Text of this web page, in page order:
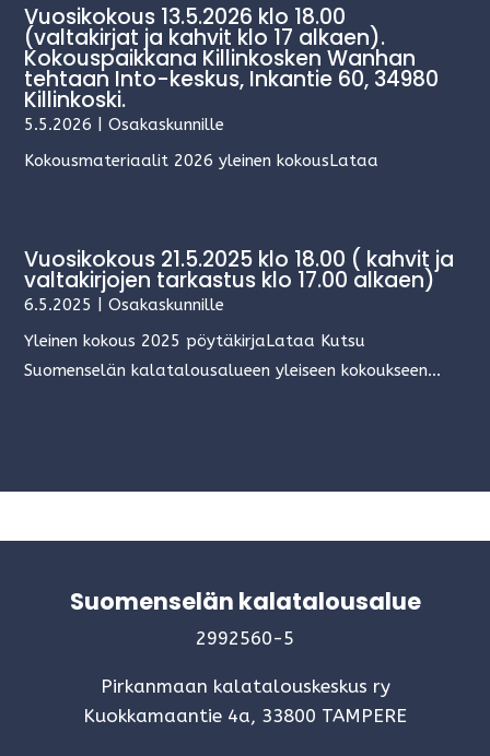
Vuosikokous 13.5.2026 klo 18.00
(valtakirjat ja kahvit klo 17 alkaen).
Kokouspaikkana Killinkosken Wanhan
tehtaan Into-keskus, Inkantie 60, 34980
Killinkoski.
5.5.2026 |Osakaskunnille
Kokousmateriaalit 2026 yleinen kokousLataa
Vuosikokous 21.5.2025 klo 18.00 ( kahvit ja
valtakirjojen tarkastus klo 17.00 alkaen)
6.5.2025 |Osakaskunnille
Yleinen kokous 2025 pöytäkirjaLataa Kutsu
Suomenselän kalatalousalueen yleiseen kokoukseen...
Suomenselän kalatalousalue
2992560-5
Pirkanmaan kalatalouskeskus ry
Kuokkamaantie 4a, 33800 TAMPERE